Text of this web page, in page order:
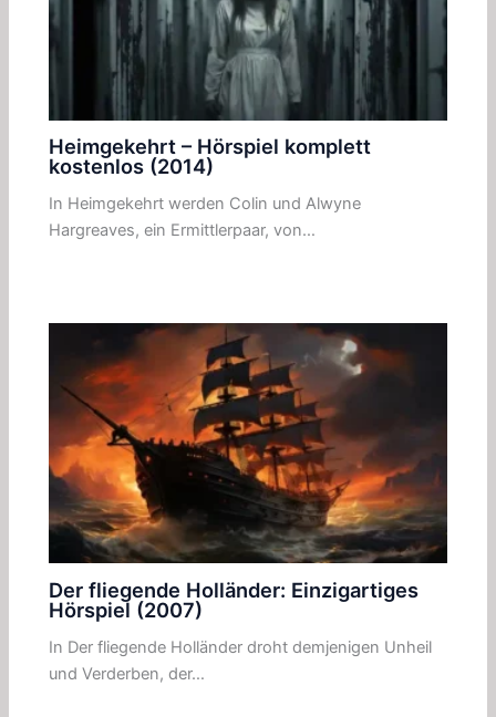
Heimgekehrt – Hörspiel komplett
kostenlos (2014)
In Heimgekehrt werden Colin und Alwyne
Hargreaves, ein Ermittlerpaar, von…
Der fliegende Holländer: Einzigartiges
Hörspiel (2007)
In Der fliegende Holländer droht demjenigen Unheil
und Verderben, der…